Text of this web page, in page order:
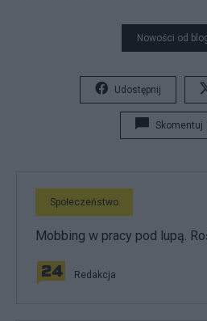
Nowości od
Udostępnij
Skomentuj
Społeczeństwo
Mobbing w pracy pod lupą.
Redakcja